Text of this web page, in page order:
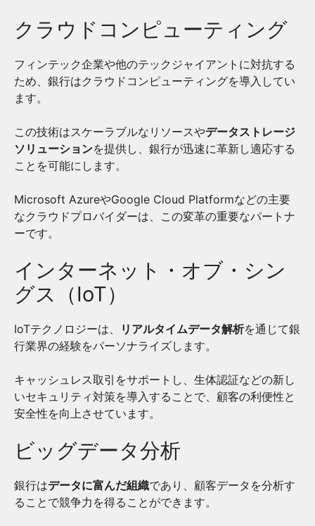
クラウドコンピューティング
フィンテック企業や他のテックジャイアントに対抗する
ため、銀行はクラウドコンピューティングを導入してい
ます。
この技術はスケーラブルなリソースやデータストレージ
ソリューションを提供し、銀行が迅速に革新し適応する
ことを可能にします。
Microsoft AzureやGoogle Cloud Platformなどの主要
なクラウドプロバイダーは、この変革の重要なパートナ
ーです。
インターネット・オブ・シン
グス（IoT）
IoTテクノロジーは、 リアルタイムデータ解析を通じて銀
行業界の経験をパーソナライズします。
キャッシュレス取引をサポートし、生体認証などの新し
いセキュリティ対策を導入することで、顧客の利便性と
安全性を向上させています。
ビッグデータ分析
銀行はデータに富んだ組織であり、顧客データを分析す
ることで競争力を得ることができます。